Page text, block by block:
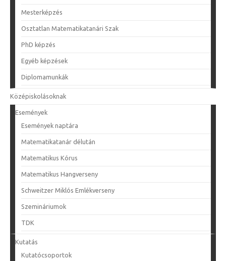
Mesterképzés
Osztatlan Matematikatanári Szak
PhD képzés
Egyéb képzések
Diplomamunkák
Középiskolásoknak
Események
Események naptára
Matematikatanár délután
Matematikus Kórus
Matematikus Hangverseny
Schweitzer Miklós Emlékverseny
Szemináriumok
TDK
Kutatás
Kutatócsoportok